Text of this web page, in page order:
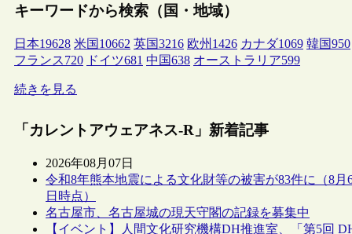
キーワードから検索（国・地域）
日本19628 米国 10662 英国3216 欧州 1426 カナダ1069 韓国950
フランス720 ドイツ681 中国638 オーストラリア599
続きを見る
「カレントアウェアネス-R」新着記事
2026年08月07日
令和8年熊本地震による文化財等の被害が83件に（8月
日時点）
名古屋市、名古屋城の現天守閣の記録を募集中
【イベント】人間文化研究機構DH推進室、「第5回